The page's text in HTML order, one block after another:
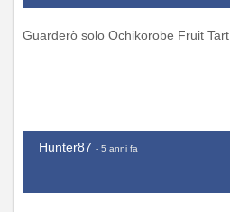
Guarderò solo Ochikorobe Fruit Tart
Hunter87 - 5 anni fa